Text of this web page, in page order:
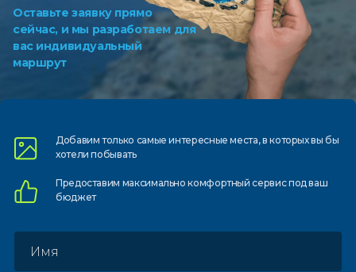
Оставьте заявку прямо
сейчас, и мы разработаем для
вас индивидуальный
маршрут
Добавим только самыеинтересные места, в которыхвы бы
хотели побывать
Предоставим максимально комфортныйсервис под ваш
бюджет